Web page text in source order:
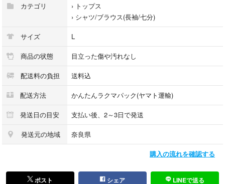
原則返品不可ですのでよくご検討の上ご購入ください。
#ELMIDAS #シャツブラウス #羽織り物 #綿100% #花柄
カテゴリ
› トップス
› シャツ/ブラウス(長袖/七分)
サイズ L
商品の状態 目立った傷や汚れなし
配送料の負担 送料込
配送方法 かんたんラクマパック(ヤマト運輸)
発送日の目安 支払い後、2～3日で発送
発送元の地域 奈良県
購入の流れを確認する
ポスト シェア LINEで送る